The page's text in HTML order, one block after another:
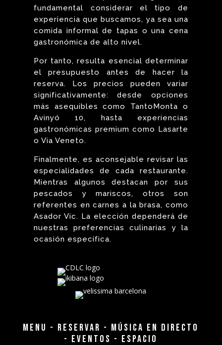
fundamental considerar el tipo de
experiencia que buscamos, ya sea una
comida informal de tapas o una cena
gastronómica de alto nivel.
Por tanto, resulta esencial determinar
el presupuesto antes de hacer la
reserva. Los precios pueden variar
significativamente: desde opciones
más asequibles como TantoMonta o
Avinyó 10, hasta experiencias
gastronómicas premium como Lasarte
o Via Veneto.
Finalmente, es aconsejable revisar las
especialidades de cada restaurante.
Mientras algunos destacan por sus
pescados y mariscos, otros son
referentes en carnes a la brasa, como
Asador Vic. La elección dependerá de
nuestras preferencias culinarias y la
ocasión específica.
MENU - RESERVAR - MÚSICA EN DIRECTO
- EVENTOS - ESPACIO